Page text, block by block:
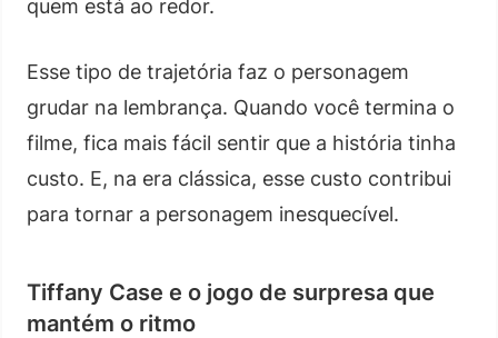
quem está ao redor.
Esse tipo de trajetória faz o personagem
grudar na lembrança. Quando você termina o
filme, fica mais fácil sentir que a história tinha
custo. E, na era clássica, esse custo contribui
para tornar a personagem inesquecível.
Tiffany Case e o jogo de surpresa que
mantém o ritmo